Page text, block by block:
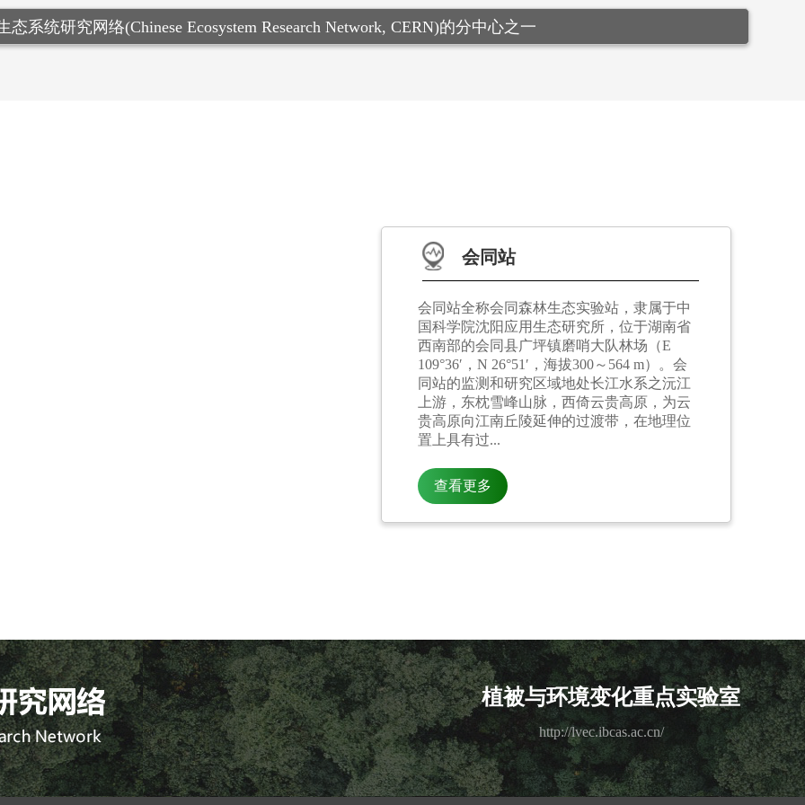
系统研究网络(Chinese Ecosystem Research Network, CERN)的分中心之一
会同站
会同站全称会同森林生态实验站，隶属于中
国科学院沈阳应用生态研究所，位于湖南省
西南部的会同县广坪镇磨哨大队林场（E
109°36′，N 26°51′，海拔300～564 m）。会
同站的监测和研究区域地处长江水系之沅江
上游，东枕雪峰山脉，西倚云贵高原，为云
贵高原向江南丘陵延伸的过渡带，在地理位
置上具有过...
植被与环境变化重点实验室
http://lvec.ibcas.ac.cn/